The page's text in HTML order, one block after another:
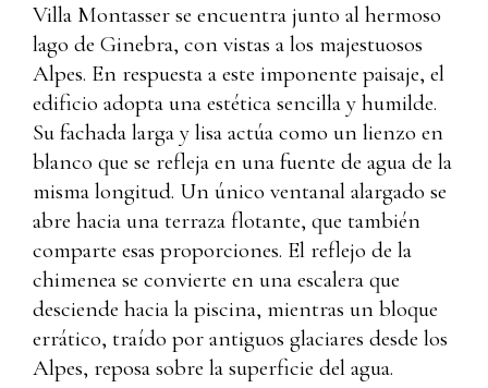
Villa Montasser se encuentra junto al hermoso
lago de Ginebra, con vistas a los majestuosos
Alpes. En respuesta a este imponente paisaje, el
edificio adopta una estética sencilla y humilde.
Su fachada larga y lisa actúa como un lienzo en
blanco que se refleja en una fuente de agua de la
misma longitud. Un único ventanal alargado se
abre hacia una terraza flotante, que también
comparte esas proporciones. El reflejo de la
chimenea se convierte en una escalera que
desciende hacia la piscina, mientras un bloque
errático, traído por antiguos glaciares desde los
Alpes, reposa sobre la superficie del agua.